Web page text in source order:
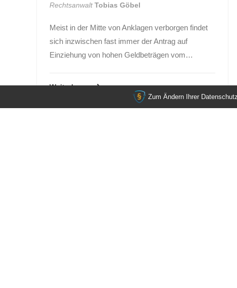
RechtsanwaltTobias Göbel
Meist in der Mitte von Anklagen verborgen findet
sich inzwischen fast immer der Antrag auf
Einziehung von hohen Geldbeträgen vom…
Weiterlesen
+49 (0) 71 31 / 61 86 98 0
Fax:
+49 (0) 71 31 / 61 86 98 1
Zum Ändern Ihrer